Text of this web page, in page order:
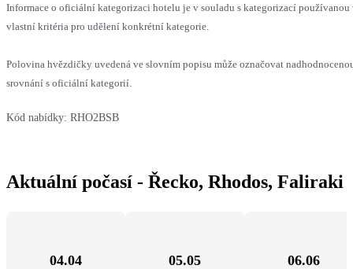
Informace o oficiální kategorizaci hotelu je v souladu s kategorizací používanou
vlastní kritéria pro udělení konkrétní kategorie.
Polovina hvězdičky uvedená ve slovním popisu může označovat
srovnání s oficiální kategorií.
Kód nabídky: RHO2BSB
Aktuální počasí - Řecko, Rhodos, Faliraki
04.04 05.05 06.06